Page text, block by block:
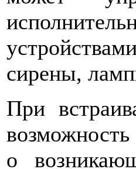
сирены,
При
о